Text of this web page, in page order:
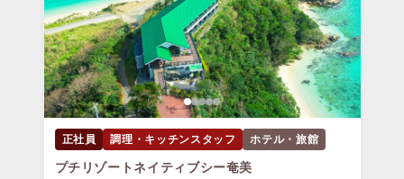
正社員 調理・キッチンスタッフ ホテル・旅館
プチリゾートネイティブシー奄美